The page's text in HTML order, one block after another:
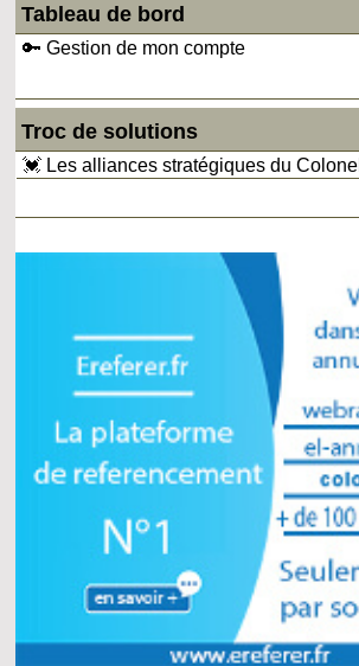
Tableau de bord
🔑 Gestion de mon compte
Troc de solutions
💓 Les alliances stratégiques du Colonel